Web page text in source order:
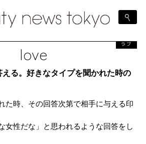
love
ラブ
る。好きなタイプを聞かれた時の
た時、その回答次第で相手に与える印
女性だな」と思われるような回答をし